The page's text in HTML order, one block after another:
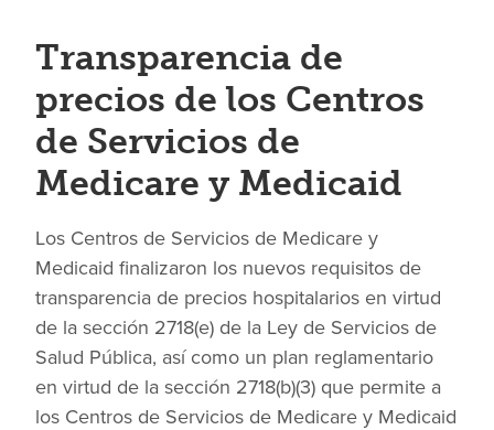
Transparencia de
precios de los Centros
de Servicios de
Medicare y Medicaid
Los Centros de Servicios de Medicare y
Medicaid finalizaron los nuevos requisitos de
transparencia de precios hospitalarios en virtud
de la sección 2718(e) de la Ley de Servicios de
Salud Pública, así como un plan reglamentario
en virtud de la sección 2718(b)(3) que permite a
los Centros de Servicios de Medicare y Medicaid